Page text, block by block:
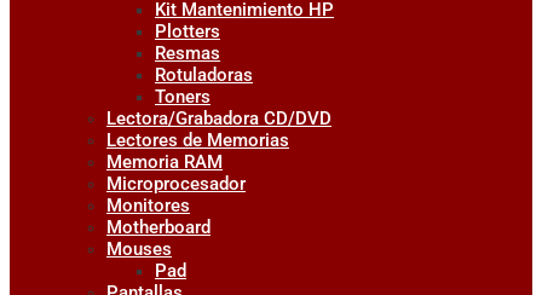
Kit Mantenimiento HP
Plotters
Resmas
Rotuladoras
Toners
Lectora/Grabadora CD/DVD
Lectores de Memorias
Memoria RAM
Microprocesador
Monitores
Motherboard
Mouses
Pad